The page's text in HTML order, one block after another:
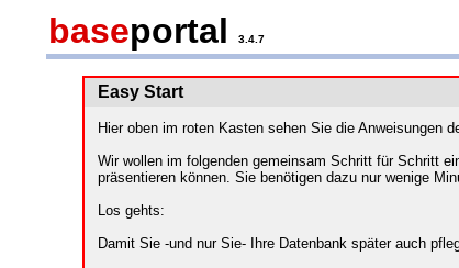
baseportal 3.4.7
Easy Start
Hier oben im roten Kasten sehen Sie die Anweisungen
Wir wollen im folgenden gemeinsam Schritt für Schritt
präsentieren können. Sie benötigen dazu nur wenige
Los gehts:
Damit Sie -und nur Sie- Ihre Datenbank später auch